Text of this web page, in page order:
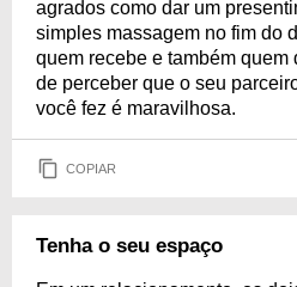
agrados como dar um
simples massagem no fim do
quem recebe e também quem
de perceber que o seu
você fez é maravilhosa.
COPIAR
Tenha o seu espaço